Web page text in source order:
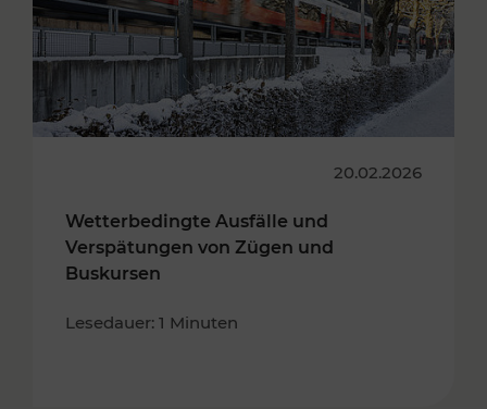
20.02.2026
Wetterbedingte Ausfälle und
Verspätungen von Zügen und
Buskursen
Lesedauer: 1 Minuten